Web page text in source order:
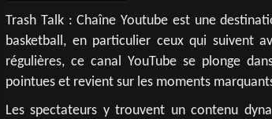
Trash Talk : Chaîne Youtube est une
basketball, en particulier ceux qui suivent
régulières, ce canal YouTube se plonge
pointues et revient sur les moments
Les spectateurs y trouvent un contenu